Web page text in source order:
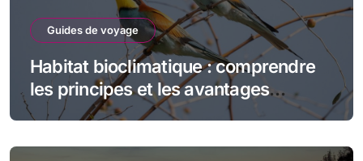
Guides de voyage
Habitat bioclimatique : comprendre
les principes et les avantages
écologiques